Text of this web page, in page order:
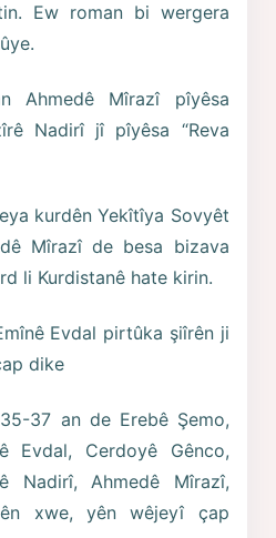
Ew roman bi wergera
Ahmedê Mîrazî pîyêsa
Nadirî jî pîyêsa “Reva
kurdên Yekîtîya Sovyêt
Mîrazî de besa bizava
li Kurdistanê hate kirin.
Evdal pirtûka şiîrên ji
dike
37 an de Erebê Şemo,
Evdal, Cerdoyê Gênco,
Nadirî, Ahmedê Mîrazî,
xwe, yên wêjeyî çap